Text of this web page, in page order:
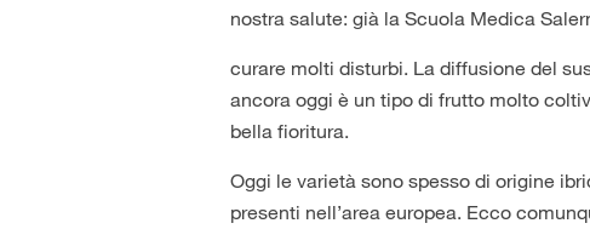
nostra salute: già la Scuola Medica
curare molti disturbi. La diffusione del
ancora oggi è un tipo di frutto molto
bella fioritura.
Oggi le varietà sono spesso di origine
presenti nell’area europea. Ecco